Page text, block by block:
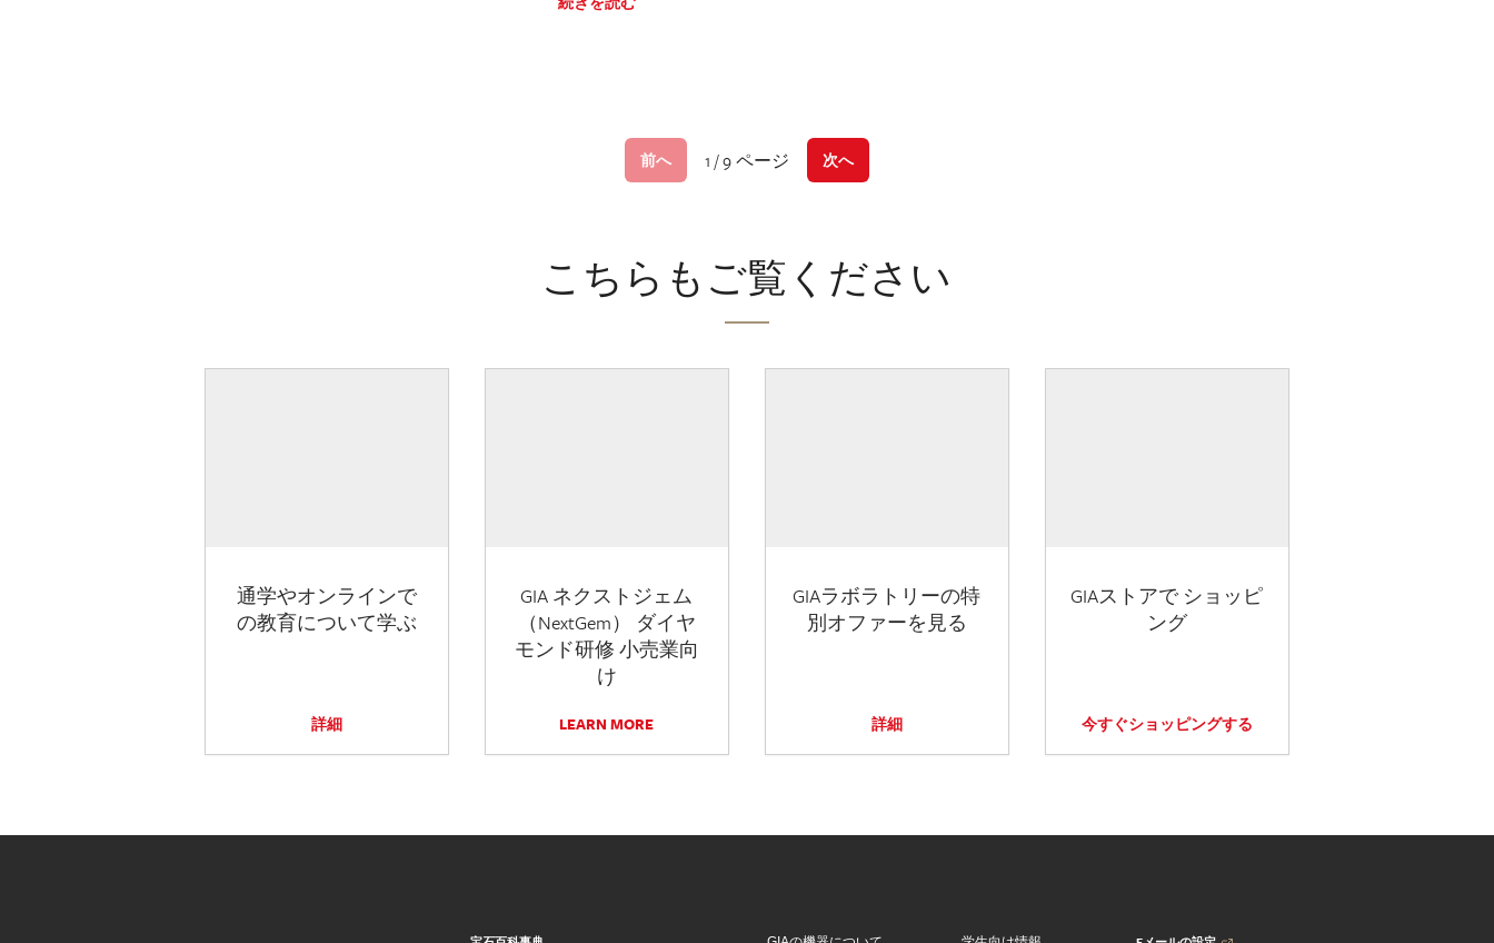
前へ 1 / 9 ページ 次へ
こちらもご覧ください
通学やオンラインで
の教育について学ぶ
詳細
GIA ネクストジェム
（NextGem） ダイヤ
モンド研修 小売業向
け
LEARN MORE
GIAラボラトリーの特
別オファーを見る
詳細
GIAストアで ショッピ
ング
今すぐショッピングする